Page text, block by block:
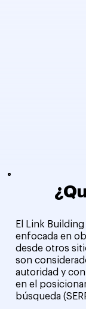
El Link
enfocada en
desde otros
son
autoridad y
en el
búsqueda